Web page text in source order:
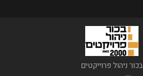
בכור ניהול פרוייקטים